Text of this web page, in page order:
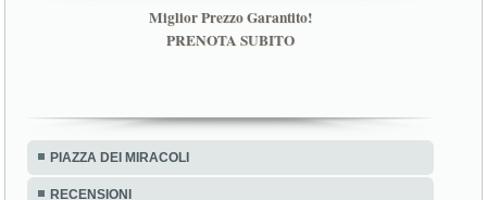
Miglior Prezzo Garantito!
PRENOTA SUBITO
PIAZZA DEI MIRACOLI
RECENSIONI